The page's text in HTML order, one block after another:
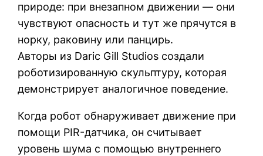
природе: при внезапном движении — они
чувствуют опасность и тут же прячутся в
норку, раковину или панцирь.
Авторы из Daric Gill Studios создали
роботизированную скульптуру, которая
демонстрирует аналогичное поведение.
Когда робот обнаруживает движение при
помощи PIR-датчика, он считывает
уровень шума с помощью внутреннего